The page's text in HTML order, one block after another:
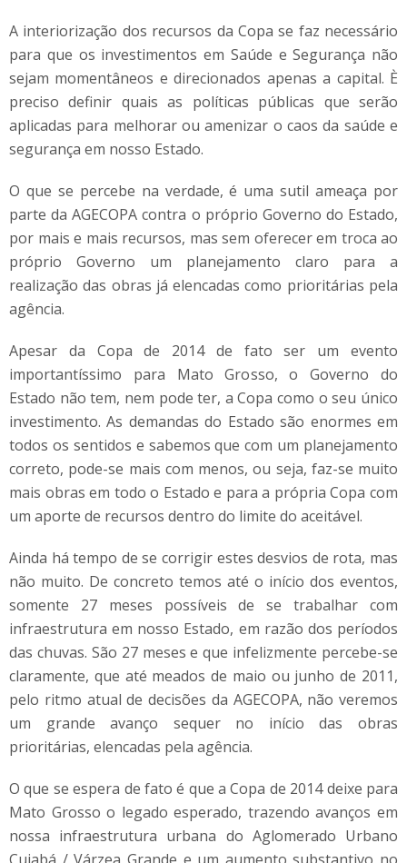
A interiorização dos recursos da Copa se faz necessário
para que os investimentos em Saúde e Segurança não
sejam momentâneos e direcionados apenas a capital. È
preciso definir quais as políticas públicas que serão
aplicadas para melhorar ou amenizar o caos da saúde e
segurança em nosso Estado.
O que se percebe na verdade, é uma sutil ameaça por
parte da AGECOPA contra o próprio Governo do Estado,
por mais e mais recursos, mas sem oferecer em troca ao
próprio Governo um planejamento claro para a
realização das obras já elencadas como prioritárias pela
agência.
Apesar da Copa de 2014 de fato ser um evento
importantíssimo para Mato Grosso, o Governo do
Estado não tem, nem pode ter, a Copa como o seu único
investimento. As demandas do Estado são enormes em
todos os sentidos e sabemos que com um planejamento
correto, pode-se mais com menos, ou seja, faz-se muito
mais obras em todo o Estado e para a própria Copa com
um aporte de recursos dentro do limite do aceitável.
Ainda há tempo de se corrigir estes desvios de rota, mas
não muito. De concreto temos até o início dos eventos,
somente 27 meses possíveis de se trabalhar com
infraestrutura em nosso Estado, em razão dos períodos
das chuvas. São 27 meses e que infelizmente percebe-se
claramente, que até meados de maio ou junho de 2011,
pelo ritmo atual de decisões da AGECOPA, não veremos
um grande avanço sequer no início das obras
prioritárias, elencadas pela agência.
O que se espera de fato é que a Copa de 2014 deixe para
Mato Grosso o legado esperado, trazendo avanços em
nossa infraestrutura urbana do Aglomerado Urbano